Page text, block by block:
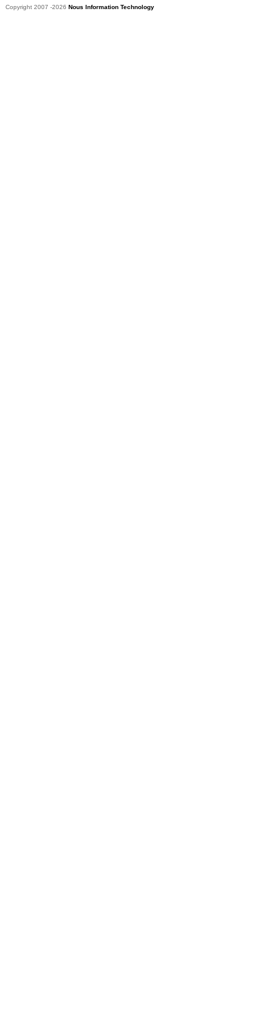
Copyright 2007 -2026 Nous Information Technology